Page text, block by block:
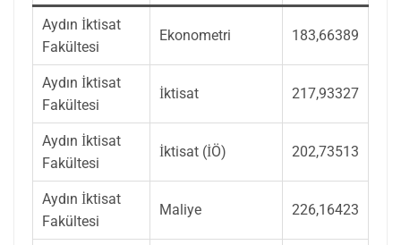
Aydın İktisat
Fakültesi
Ekonometri 183,66389
Aydın İktisat
Fakültesi
İktisat 217,93327
Aydın İktisat
Fakültesi
İktisat (İÖ) 202,73513
Aydın İktisat
Fakültesi
Maliye 226,16423